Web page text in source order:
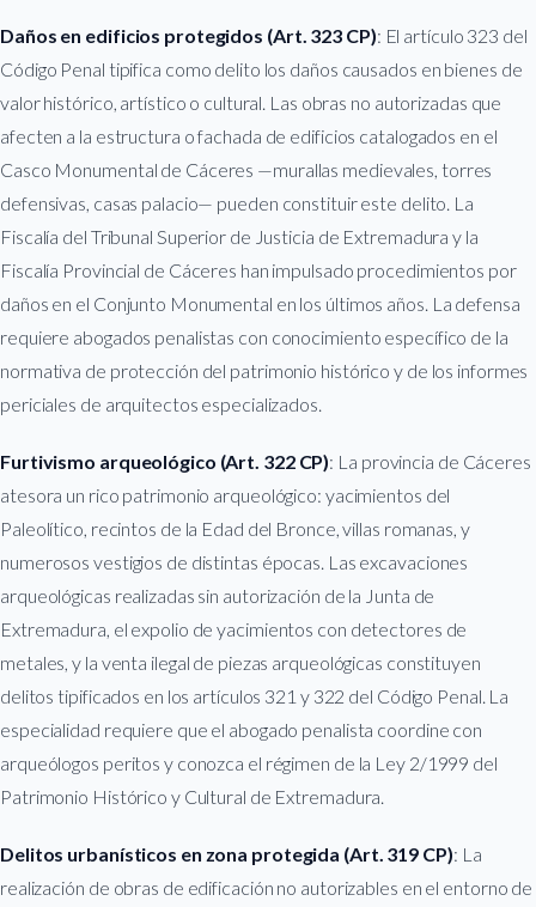
Daños en edificios protegidos (Art. 323 CP): El artículo 323 del
Código Penal tipifica como delito los daños causados en bienes de
valor histórico, artístico o cultural. Las obras no autorizadas que
afecten a la estructura o fachada de edificios catalogados en el
Casco Monumental de Cáceres —murallas medievales, torres
defensivas, casas palacio— pueden constituir este delito. La
Fiscalía del Tribunal Superior de Justicia de Extremadura y la
Fiscalía Provincial de Cáceres han impulsado procedimientos por
daños en el Conjunto Monumental en los últimos años. La defensa
requiere abogados penalistas con conocimiento específico de la
normativa de protección del patrimonio histórico y de los informes
periciales de arquitectos especializados.
Furtivismo arqueológico (Art. 322 CP): La provincia de Cáceres
atesora un rico patrimonio arqueológico: yacimientos del
Paleolítico, recintos de la Edad del Bronce, villas romanas, y
numerosos vestigios de distintas épocas. Las excavaciones
arqueológicas realizadas sin autorización de la Junta de
Extremadura, el expolio de yacimientos con detectores de
metales, y la venta ilegal de piezas arqueológicas constituyen
delitos tipificados en los artículos 321 y 322 del Código Penal. La
especialidad requiere que el abogado penalista coordine con
arqueólogos peritos y conozca el régimen de la Ley 2/1999 del
Patrimonio Histórico y Cultural de Extremadura.
Delitos urbanísticos en zona protegida (Art. 319 CP): La
realización de obras de edificación no autorizables en el entorno de